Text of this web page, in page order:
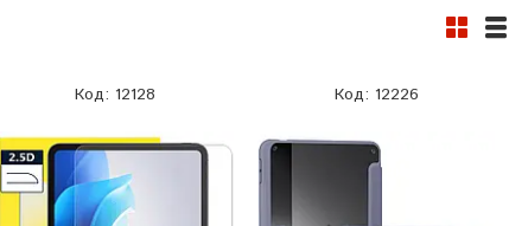
12128 12226